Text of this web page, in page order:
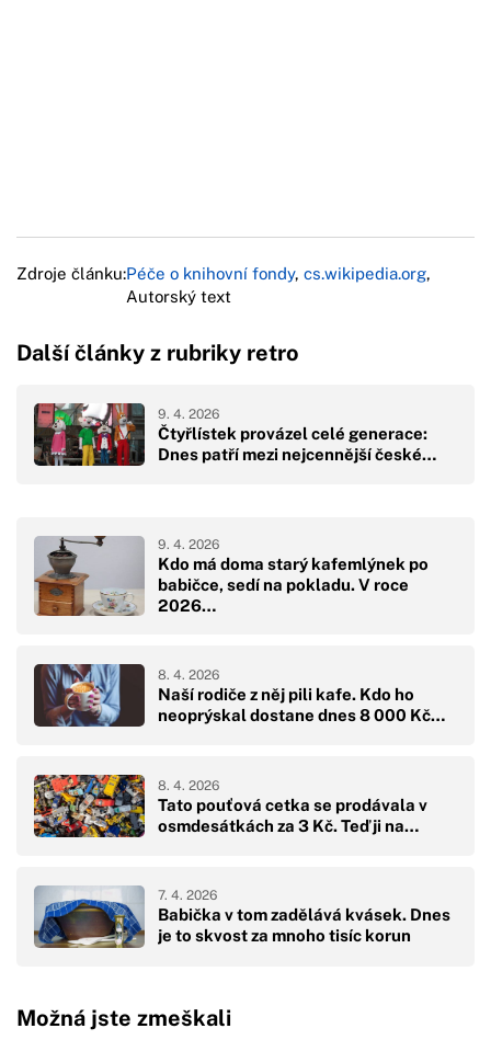
Zdroje článku:Péče o knihovní fondy, cs.wikipedia.org,
Autorský text
Další články z rubriky retro
Čtyřlístek provázel celé generace:
Dnes patří mezi nejcennější české…
9. 4. 2026
Kdo má doma starý kafemlýnek po
babičce, sedí na pokladu. V roce
2026…
9. 4. 2026
Naší rodiče z něj pili kafe. Kdo ho
neoprýskal dostane dnes 8 000 Kč…
8. 4. 2026
Tato pouťová cetka se prodávala v
osmdesátkách za 3 Kč. Teď ji na…
8. 4. 2026
Babička v tom zadělává kvásek. Dnes
je to skvost za mnoho tisíc korun
7. 4. 2026
Možná jste zmeškali